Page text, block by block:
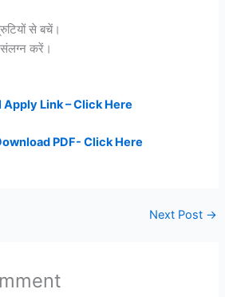
से बचें।
करें।
Link – Click Here
PDF- Click Here
Next Post →